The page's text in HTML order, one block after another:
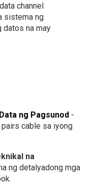
channel
sistema ng
datos na may
ng Pagsunod-
cable sa iyong
na
ng detalyadong mga